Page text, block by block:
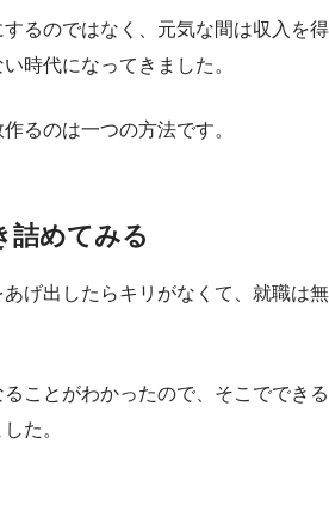
るのではなく、元気な間は収入を得
時代になってきました。
るのは一つの方法です。
詰めてみる
げ出したらキリがなくて、就職は無
ことがわかったので、そこでできる
た。